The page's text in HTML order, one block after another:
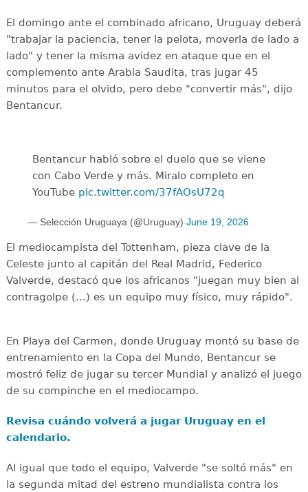
El domingo ante el combinado africano, Uruguay deberá
"trabajar la paciencia, tener la pelota, moverla de lado a
lado" y tener la misma avidez en ataque que en el
complemento ante Arabia Saudita, tras jugar 45
minutos para el olvido, pero debe "convertir más", dijo
Bentancur.
Bentancur habló sobre el duelo que se viene
con Cabo Verde y más. Miralo completo en
YouTube pic.twitter.com/37fAOsU72q
— Selección Uruguaya (@Uruguay) June 19, 2026
El mediocampista del Tottenham, pieza clave de la
Celeste junto al capitán del Real Madrid, Federico
Valverde, destacó que los africanos "juegan muy bien al
contragolpe (...) es un equipo muy físico, muy rápido".
En Playa del Carmen, donde Uruguay montó su base de
entrenamiento en la Copa del Mundo, Bentancur se
mostró feliz de jugar su tercer Mundial y analizó el juego
de su compinche en el mediocampo.
Revisa cuándo volverá a jugar Uruguay en el
calendario.
Al igual que todo el equipo, Valverde "se soltó más" en
la segunda mitad del estreno mundialista contra los